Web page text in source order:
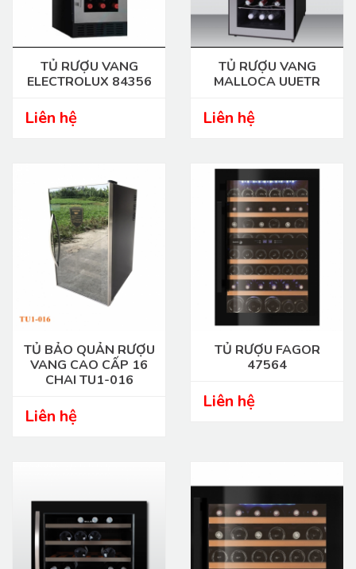
TỦ RƯỢU VANG
ELECTROLUX 84356
Liên hệ
TỦ RƯỢU VANG
MALLOCA UUETR
Liên hệ
TỦ BẢO QUẢN RƯỢU
VANG CAO CẤP 16
CHAI TU1-016
Liên hệ
TỦ RƯỢU FAGOR
47564
Liên hệ